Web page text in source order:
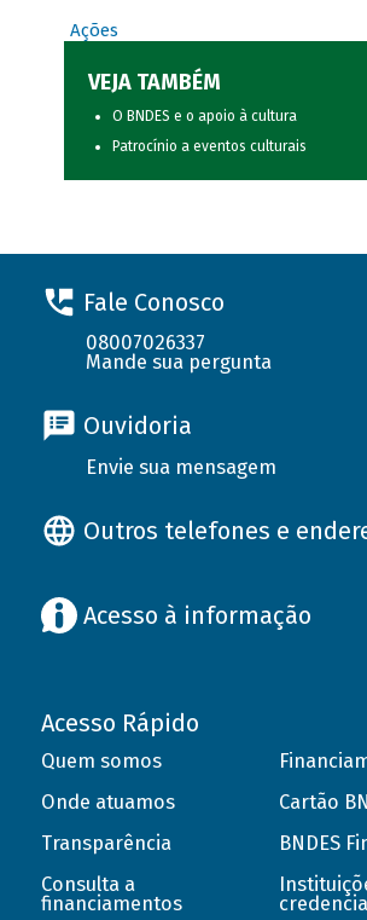
Ações
VEJA TAMBÉM
O BNDES e o apoio à cultura
Patrocínio a eventos culturais
Fale Conosco
08007026337
Mande sua pergunta
Ouvidoria
Envie sua mensagem
Outros telefones e
Acesso à informação
Acesso Rápido
Quem somos
Onde atuamos
Transparência
Consulta a
financiamentos
Cartão
BNDES